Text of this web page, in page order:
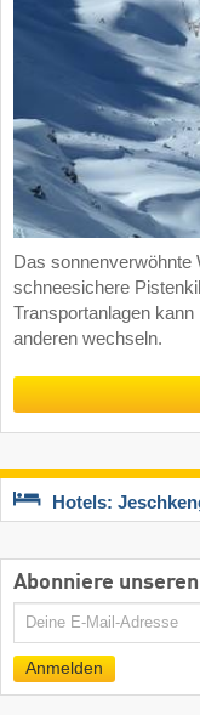
Das sonnenverwöhnte
schneesichere
Transportanlagen
anderen wechseln.
Hotels:
Abonniere
E-
Mail
Anmelden